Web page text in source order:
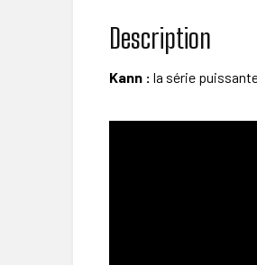
Description
Kann : la série